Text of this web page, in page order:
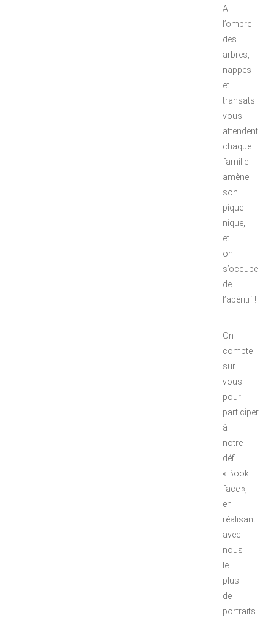
A
l’ombre
des
arbres,
nappes
et
transats
vous
attendent :
chaque
famille
amène
son
pique-
nique,
et
on
s’occupe
de
l’apéritif !
On
compte
sur
vous
pour
participer
à
notre
défi
« Book
face »,
en
réalisant
avec
nous
le
plus
de
portraits